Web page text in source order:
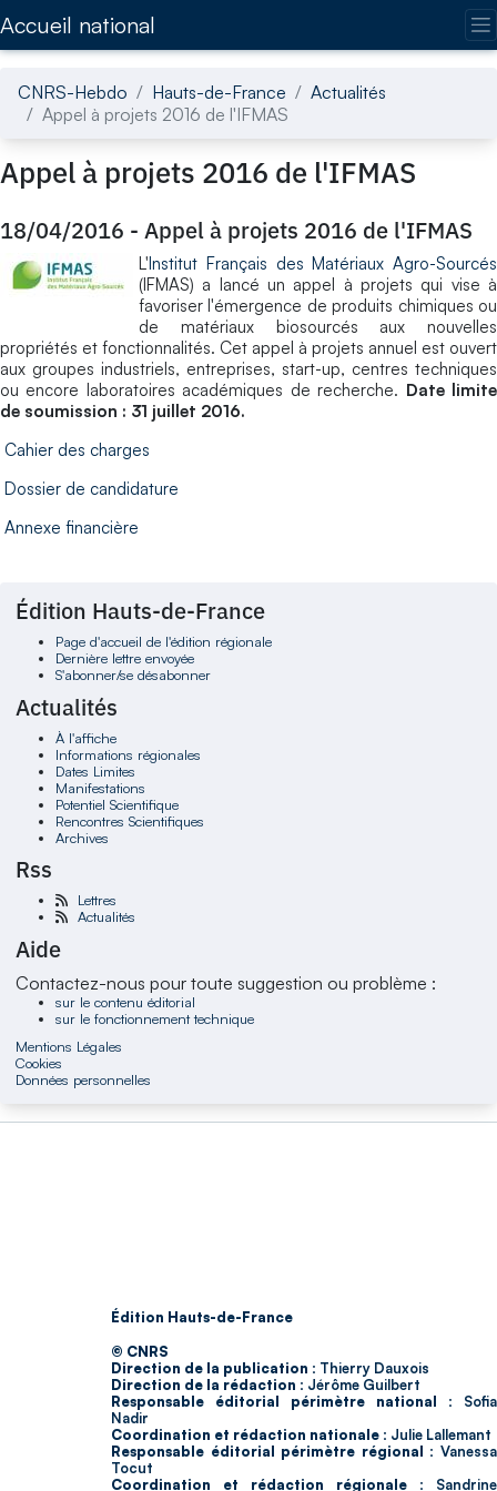
Accueil national
CNRS-Hebdo Hauts-de-France
Actualités
Appel à projets 2016 de l'IFMAS
Appel à projets 2016 de l'IFMAS
18/04/2016 - Appel à projets 2016 de l'IFMAS
L'Institut Français des Matériaux Agro-Sourcés
(IFMAS) a lancé un appel à projets qui vise à
favoriser l'émergence de produits chimiques ou
de matériaux biosourcés aux nouvelles
propriétés et fonctionnalités. Cet appel à projets annuel est ouvert
aux groupes industriels, entreprises, start-up, centres techniques
ou encore laboratoires académiques de recherche. Date limite
de soumission : 31 juillet 2016.
Cahier des charges
Dossier de candidature
Annexe financière
Édition Hauts-de-France
Page d'accueil de l'édition régionale
Dernière lettre envoyée
S'abonner/se désabonner
Actualités
À l'affiche
Informations régionales
Dates Limites
Manifestations
Potentiel Scientifique
Rencontres Scientifiques
Archives
Rss
Lettres
Actualités
Aide
Contactez-nous pour toute suggestion ou problème :
sur le contenu éditorial
sur le fonctionnement technique
Mentions Légales
Cookies
Données personnelles
Édition Hauts-de-France
© CNRS
Direction de la publication : Thierry Dauxois
Direction de la rédaction : Jérôme Guilbert
Responsable éditorial périmètre national : Sofia
Nadir
Coordination et rédaction nationale : Julie Lallemant
Responsable éditorial périmètre régional : Vanessa
Tocut
Coordination et rédaction régionale : Sandrine